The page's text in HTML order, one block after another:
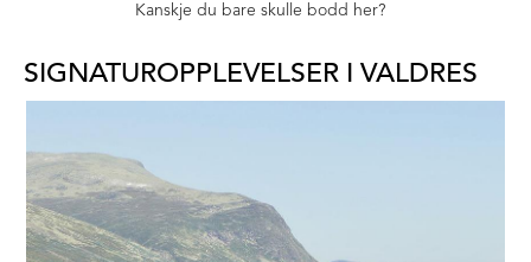
Kanskje du bare skulle bodd her?
SIGNATUROPPLEVELSER I VALDRES